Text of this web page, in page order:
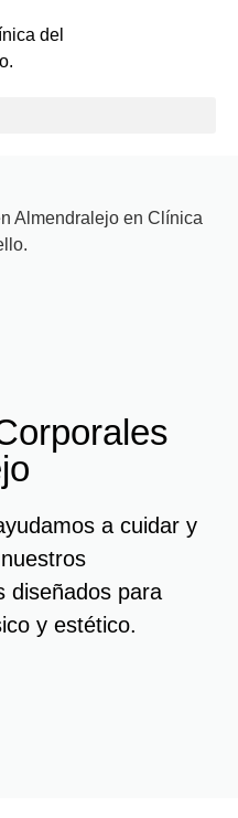
a cuidar y
diseñados para
y estético.